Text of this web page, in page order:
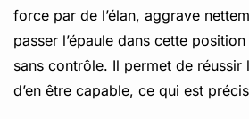
force par de l’élan, aggrave
passer l’épaule dans cette
sans contrôle. Il permet de réussir
d’en être capable, ce qui est